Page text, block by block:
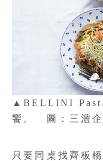
▲BELLINI
饗。 圖：三澧企
只要同桌找齊板